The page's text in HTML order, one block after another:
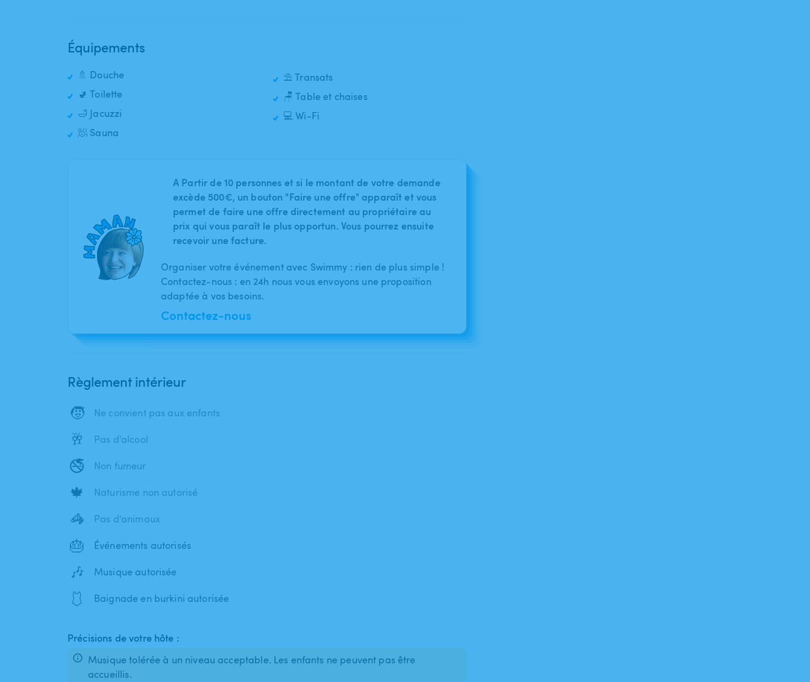
Équipements
🚿 Douche
🚽 Toilette
🛁 Jacuzzi
🧖 Sauna
⛱️ Transats
🪑 Table et chaises
💻 Wi-Fi
A Partir de 10 personnes et si le montant de votre demande
excède 500€, un bouton "Faire une offre" apparaît et vous
permet de faire une offre directement au propriétaire au
prix qui vous paraît le plus opportun. Vous pourrez ensuite
recevoir une facture.
Organiser votre événement avec Swimmy : rien de plus simple !
Contactez-nous : en 24h nous vous envoyons une proposition
adaptée à vos besoins.
Contactez-nous
Règlement intérieur
🧒 Ne convient pas aux enfants
🥂 Pas d'alcool
🚭 Non fumeur
🍁 Naturisme non autorisé
🦓 Pas d'animaux
🎂 Événements autorisés
🎶 Musique autorisée
🩱 Baignade en burkini autorisée
Précisions de votre hôte :
Musique tolérée à un niveau acceptable. Les enfants ne peuvent pas être
accueillis.